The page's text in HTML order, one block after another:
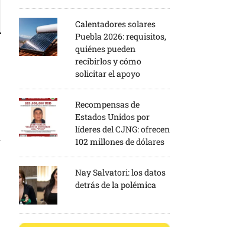
Calentadores solares
Puebla 2026: requisitos,
quiénes pueden
recibirlos y cómo
solicitar el apoyo
Recompensas de
Estados Unidos por
líderes del CJNG: ofrecen
102 millones de dólares
Nay Salvatori: los datos
detrás de la polémica